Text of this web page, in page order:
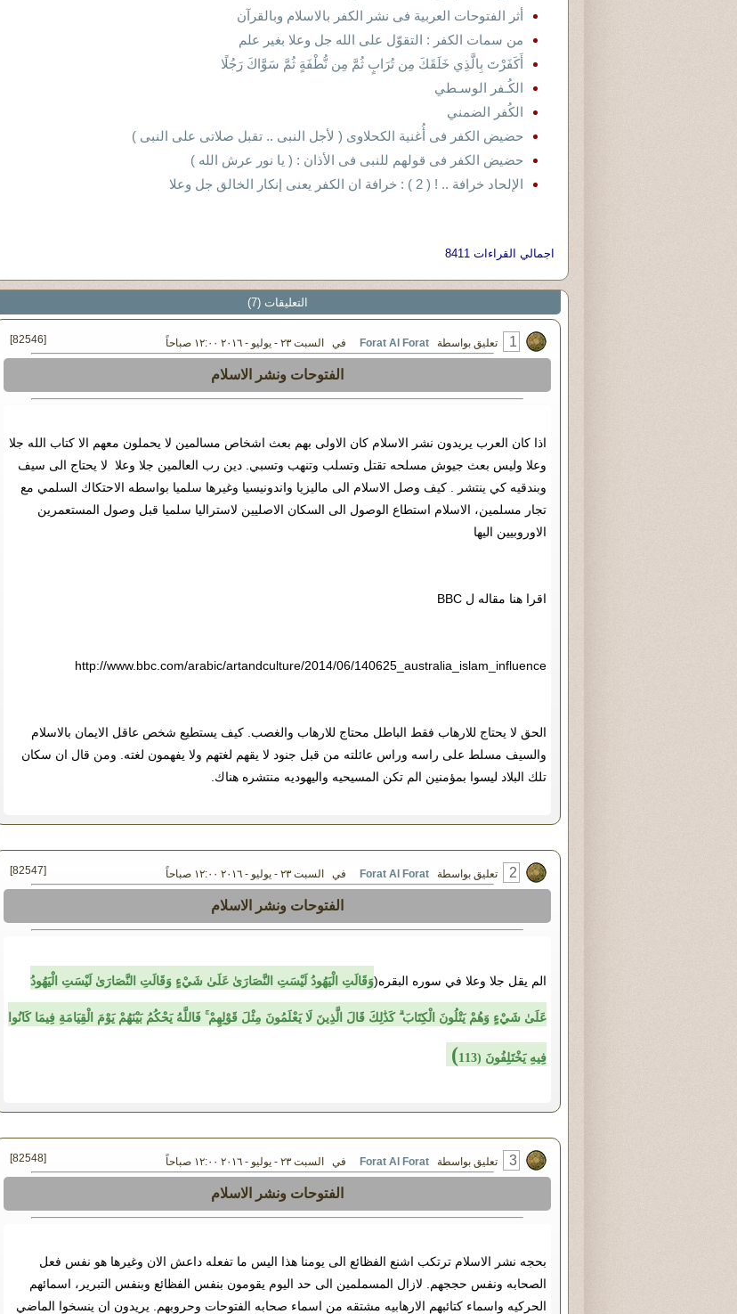
أثر الفتوحات العربية فى نشر الكفر بالاسلام وبالقرآن
من سمات الكفر : التقوّل على الله جل وعلا بغير علم
أَكَفَرْتَ بِالَّذِي خَلَقَكَ مِن تُرَابٍ ثُمَّ مِن نُّطْفَةٍ ثُمَّ سَوَّاكَ رَجُلًا
الكُـفر الوسـطي
الكُفر الضمني
حضيض الكفر فى أُغنية الكحلاوى ( لأجل النبى .. تقبل صلاتى على النبى )
حضيض الكفر فى قولهم للنبى فى الأذان : ( يا نور عرش الله )
الإلحاد خرافة .. ! ( 2 ) : خرافة ان الكفر يعنى إنكار الخالق جل وعلا
اجمالي القراءات 8411
التعليقات (7)
1 تعليق بواسطة Forat Al Forat في السبت ٢٣ - يوليو - ٢٠١٦ ١٢:٠٠ صباحاً [82546]
الفتوحات ونشر الاسلام
اذا كان العرب يريدون نشر الاسلام كان الاولى بهم بعث اشخاص مسالمين لا يحملون معهم الا كتاب الله جلا
وعلا وليس بعث جيوش مسلحه تقتل وتسلب وتنهب وتسبي. دين رب العالمين جلا وعلا لا يحتاج الى سيف
وبندقيه كي ينتشر . كيف وصل الاسلام الى ماليزيا واندونيسيا وغيرها سلميا بواسطه الاحتكاك السلمي مع
تجار مسلمين، الاسلام استطاع الوصول الى السكان الاصليين لاستراليا سلميا قبل وصول المستعمرين
الاوروبيين اليها
اقرا هنا مقاله ل BBC
http://www.bbc.com/arabic/artandculture/2014/06/140625_australia_islam_influence
الحق لا يحتاج للارهاب فقط الباطل محتاج للارهاب والغصب. كيف يستطيع شخص عاقل الايمان بالاسلام
والسيف مسلط على راسه وراس عائلته من قبل جنود لا يقهم لغتهم ولا يفهمون لغته. ومن قال ان سكان
تلك البلاد ليسوا بمؤمنين الم تكن المسيحيه واليهوديه منتشره هناك.
2 تعليق بواسطة Forat Al Forat في السبت ٢٣ - يوليو - ٢٠١٦ ١٢:٠٠ صباحاً [82547]
الفتوحات ونشر الاسلام
الم يقل جلا وعلا في سوره البقره(وَقَالَتِ الْيَهُودُ لَيْسَتِ النَّصَارَىٰ عَلَىٰ شَيْءٍ وَقَالَتِ النَّصَارَىٰ لَيْسَتِ الْيَهُودُ
عَلَىٰ شَيْءٍ وَهُمْ يَتْلُونَ الْكِتَابَ ۗ كَذَٰلِكَ قَالَ الَّذِينَ لَا يَعْلَمُونَ مِثْلَ قَوْلِهِمْ ۚ فَاللَّهُ يَحْكُمُ بَيْنَهُمْ يَوْمَ الْقِيَامَةِ فِيمَا كَانُوا
فِيهِ يَخْتَلِفُونَ (113 )
3 تعليق بواسطة Forat Al Forat في السبت ٢٣ - يوليو - ٢٠١٦ ١٢:٠٠ صباحاً [82548]
الفتوحات ونشر الاسلام
بحجه نشر الاسلام ترتكب اشنع الفظائع الى يومنا هذا اليس ما تفعله داعش الان وغيرها هو نفس فعل
الصحابه ونفس حججهم. لازال المسملمين الى حد اليوم يقومون بنفس الفظائع وبنفس التبرير، اسمائهم
الحركيه واسماء كتائبهم الارهابيه مشتقه من اسماء صحابه الفتوحات وحروبهم. يريدون ان ينسخوا الماضي